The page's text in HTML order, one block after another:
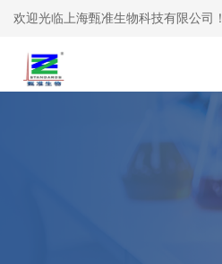
欢迎光临上海甄准生物科技有限公司！